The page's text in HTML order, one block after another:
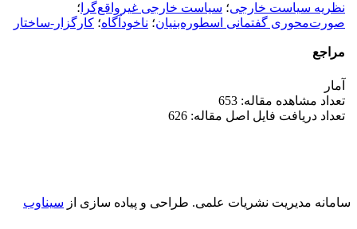
نظریه سیاست خارجی؛ سیاست خارجی غیرواقع‌گرا ؛
صورت‌محوری گفتمانی اسطوره‌بنیان؛ ناخودآگاه؛ کارگزار-ساختار
مراجع
آمار
تعداد مشاهده مقاله: 653
تعداد دریافت فایل اصل مقاله: 626
سامانه مدیریت نشریات علمی. طراحی و پیاده سازی از سیناوب